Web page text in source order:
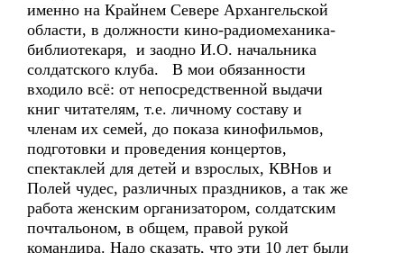
именно на Крайнем Севере Архангельской
области, в должности кино-радиомеханика-
библиотекаря, и заодно И.О. начальника
солдатского клуба. В мои обязанности
входило всё: от непосредственной выдачи
книг читателям, т.е. личному составу и
членам их семей, до показа кинофильмов,
подготовки и проведения концертов,
спектаклей для детей и взрослых, КВНов и
Полей чудес, различных праздников, а так же
работа женским организатором, солдатским
почтальоном, в общем, правой рукой
командира. Надо сказать, что эти 10 лет были